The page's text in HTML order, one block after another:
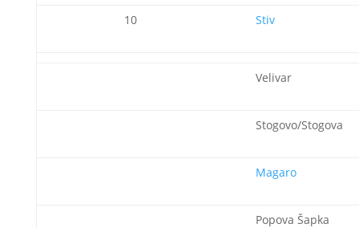
10
Stiv
Velivar
Stogovo/Stogova
Magaro
Popova Šapka